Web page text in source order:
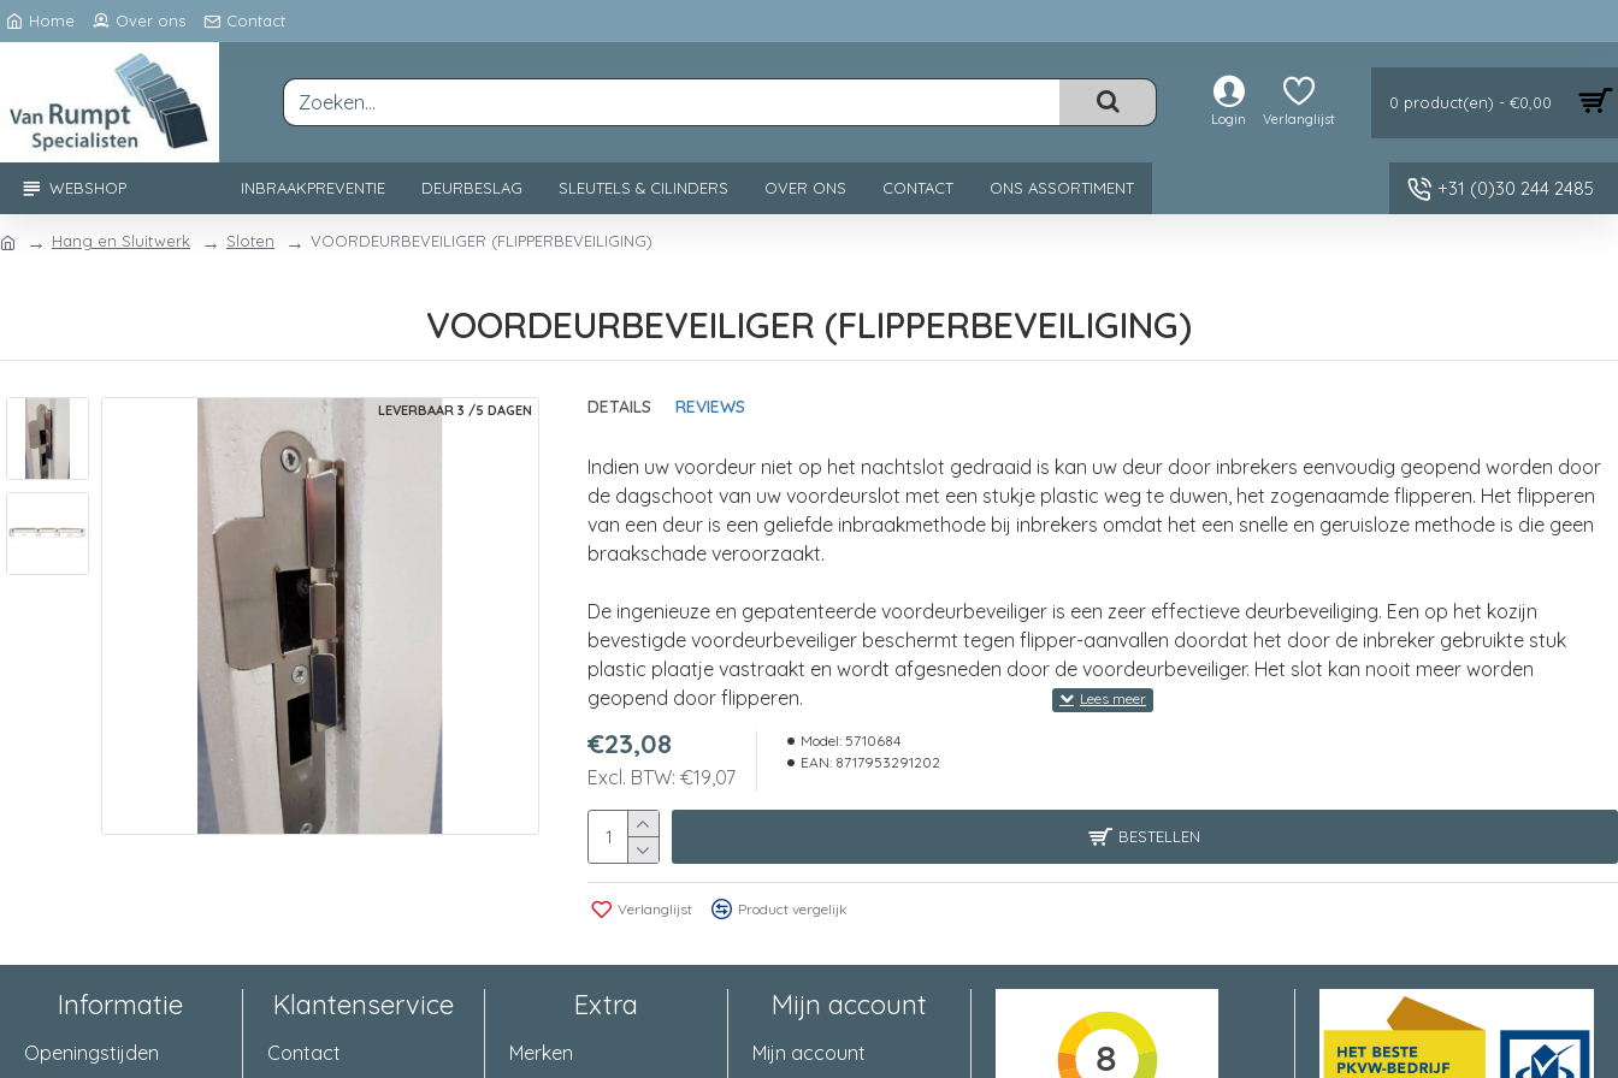
Home Over ons Contact
Login Verlanglijst
0 product(en) - €0,00
WEBSHOP INBRAAKPREVENTIE DEURBESLAG SLEUTELS & CILINDERS OVER ONS CONTACT ONS ASSORTIMENT +31 (0)30 244 2485
Hang en Sluitwerk Sloten VOORDEURBEVEILIGER (FLIPPERBEVEILIGING)
VOORDEURBEVEILIGER (FLIPPERBEVEILIGING)
LEVERBAAR 3 /5 DAGEN DETAILS REVIEWS
Indien uw voordeur niet op het nachtslot gedraaid is kan uw deur door inbrekers eenvoudig geopend worden door
de dagschoot van uw voordeurslot met een stukje plastic weg te duwen, het zogenaamde flipperen. Het flipperen
van een deur is een geliefde inbraakmethode bij inbrekers omdat het een snelle en geruisloze methode is die geen
braakschade veroorzaakt.
De ingenieuze en gepatenteerde voordeurbeveiliger is een zeer effectieve deurbeveiliging. Een op het kozijn
bevestigde voordeurbeveiliger beschermt tegen flipper-aanvallen doordat het door de inbreker gebruikte stuk
plastic plaatje vastraakt en wordt afgesneden door de voordeurbeveiliger. Het slot kan nooit meer worden
geopend door flipperen.
€23,08
Excl. BTW: €19,07
Model: 5710684
EAN: 8717953291202
BESTELLEN
Verlanglijst Product vergelijk
Informatie
Openingstijden
Klantenservice
Contact
Extra
Merken
Mijn account
Mijn account